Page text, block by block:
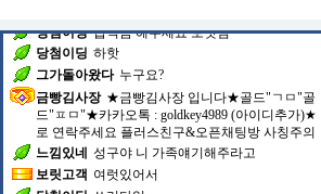
당첨이딩 급식좀 해주세요 보릿님
당첨이딩 하핫
그가돌아왔다 누구요?
금빵김사장 ★금빵김사장 입니다★골드"ㄱㅁ"골
드"ㅍㅁ"★카카오톡 : goldkey4989 (아이디추가)★
로 연락주세요 플러스친구&오픈채팅방 사칭주의
느낌있네
성구야 니 가족얘기해주라고
보릿고객 여럿있어서